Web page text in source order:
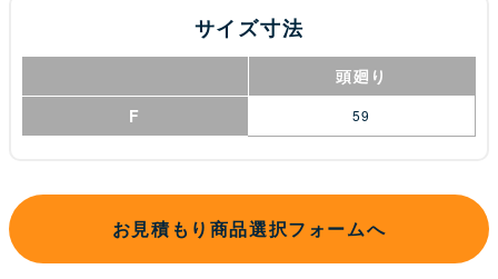
サイズ寸法
頭廻り
F
59
お見積もり商品選択フォームへ